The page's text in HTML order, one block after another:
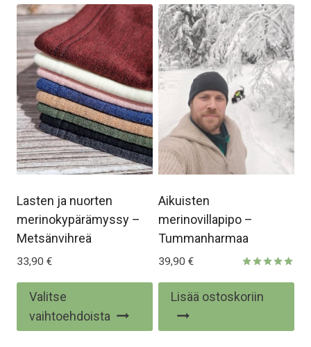
useampi
muunnelma.
Voit
tehdä
valinnat
tuotteen
sivulla.
Lasten ja nuorten
merinokypärämyssy –
Metsänvihreä
33,90 €
Valitse
vaihtoehdoista
Tällä
tuotteella
on
Aikuisten
merinovillapipo –
Tummanharmaa
5.00
39,90 €
Lisää ostoskoriin